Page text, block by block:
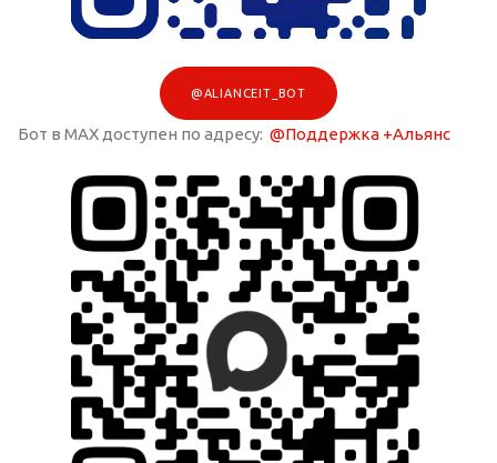
@ALIANCEIT_BOT
Бот в MAX доступен по адресу: @Поддержка +Альянс